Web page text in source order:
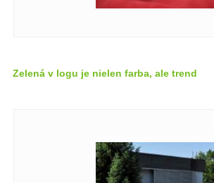
Zelená v logu je nielen farba, ale trend